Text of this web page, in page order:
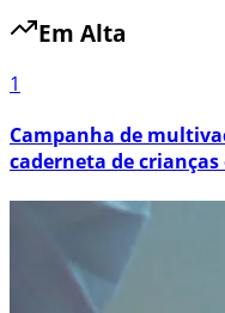
Em Alta
1
Campanha de
caderneta de crianças